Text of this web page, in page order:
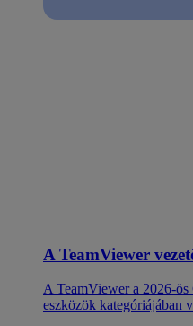
A TeamViewer
A TeamViewer a 2026-
eszközök kategóriájában